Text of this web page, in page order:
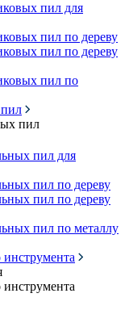
пил для
пил по дереву
пил по дереву
пил по
пил
пил для
пил по дереву
пил по дереву
пил по металлу